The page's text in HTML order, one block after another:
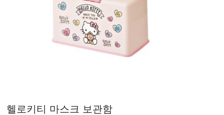
헬로키티 마스크 보관함